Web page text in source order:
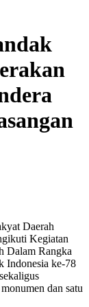
Daerah
Kegiatan
Dalam Rangka
Indonesia ke-78
dan satu